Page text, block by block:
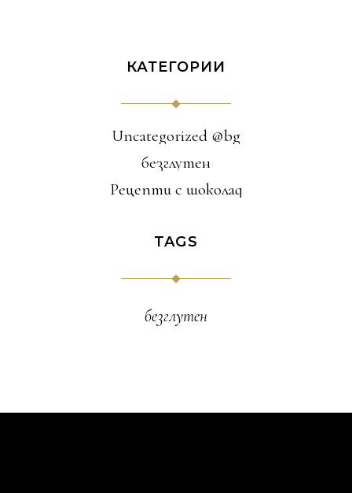
КАТЕГОРИИ
Uncategorized @bg
безглутен
Рецепти с шоколад
TAGS
безглутен